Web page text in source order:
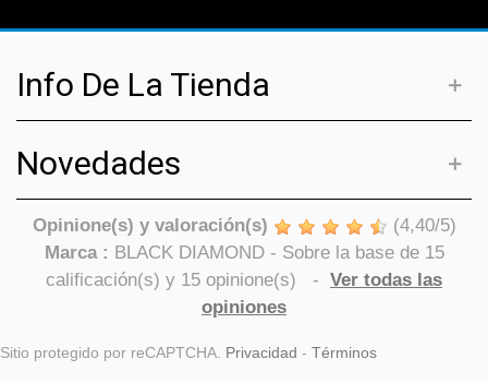
Info De La Tienda
Novedades
Opinione(s) y valoración(s) (4,40/5)
Marca : BLACK DIAMOND- Sobre la base de 15
calificación(s) y 15 opinione(s) - Ver todas las
opiniones
Sitio protegido por reCAPTCHA. Privacidad - Términos